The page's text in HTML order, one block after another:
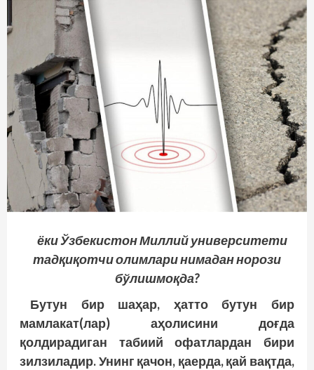
ёки Ўзбекистон Миллий университети
тадқиқотчи олимлари нимадан норози
бўлишмоқда?
Бутун бир шаҳар, ҳатто бутун бир
мамлакат(лар) аҳолисини доғда
қолдирадиган табиий офатлардан бири
зилзиладир. Унинг қачон, қаерда, қай вақтда,